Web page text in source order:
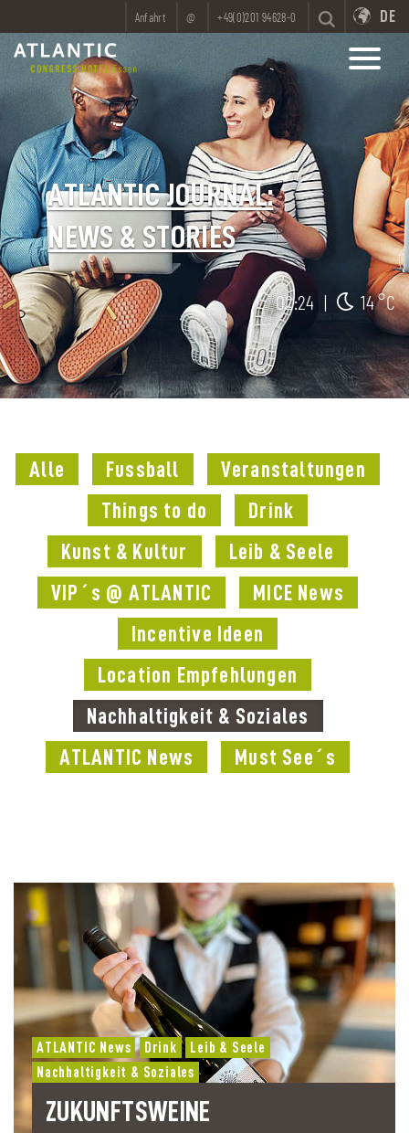
Anfahrt @ +49(0)201 94628-0 DE
ATLANTIC JOURNAL:
NEWS & STORIES
02:24 | 14 °C
Alle Fussball
Veranstaltungen
Things to do
Drink
Kunst & Kultur
Leib & Seele
VIP´s @ ATLANTIC
MICE News
Incentive Ideen
Location Empfehlungen
Nachhaltigkeit & Soziales
ATLANTIC News
Must See´s
ATLANTIC News Drink
Leib & Seele
Nachhaltigkeit & Soziales
ZUKUNFTSWEINE